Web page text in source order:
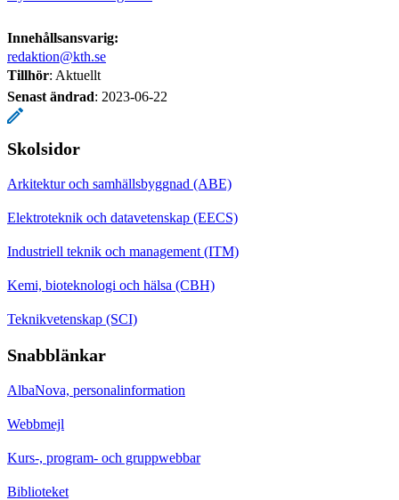
Innehållsansvarig:
redaktion@kth.se
Tillhör: Aktuellt
Senast ändrad: 2023-06-22
Skolsidor
Arkitektur och samhällsbyggnad (ABE)
Elektroteknik och datavetenskap (EECS)
Industriell teknik och management (ITM)
Kemi, bioteknologi och hälsa (CBH)
Teknikvetenskap (SCI)
Snabblänkar
AlbaNova, personalinformation
Webbmejl
Kurs-, program- och gruppwebbar
Biblioteket